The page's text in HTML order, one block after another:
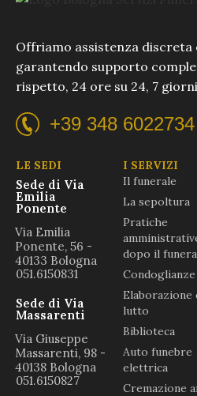
Offriamo assistenza discreta
garantendo supporto
rispetto, 24 ore su 24, 7 giorni
+39 348 6022734
LE SEDI
Sede di Via
Emilia
Ponente
Via Emilia
Ponente, 56 -
40133 Bologna
051.6150831
Sede di Via
Massarenti
Via Giuseppe
Massarenti, 98 -
40138 Bologna
051.6150827
I SERVIZI
Il funerale
La sepoltura
Pratiche
dopo il
Condoglianze
Elaborazione
lutto
Biblioteca
Auto funebre
elettrica
Cremazione